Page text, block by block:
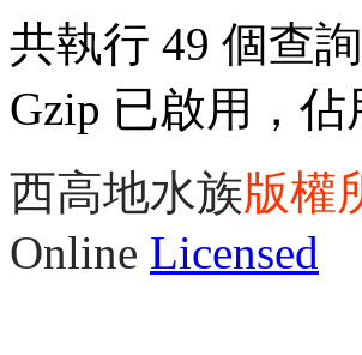
共執行 49 個查
Gzip 已啟用，
西高地水族版權
Online Licensed